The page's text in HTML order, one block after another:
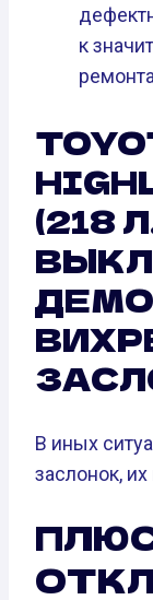
к
(218
В иных
заслонок,